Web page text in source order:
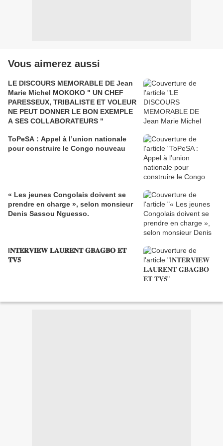
Vous aimerez aussi
LE DISCOURS MEMORABLE DE Jean
Marie Michel MOKOKO " UN CHEF
PARESSEUX, TRIBALISTE ET VOLEUR
NE PEUT DONNER LE BON EXEMPLE
A SES COLLABORATEURS "
ToPeSA : Appel à l’union nationale
pour construire le Congo nouveau
« Les jeunes Congolais doivent se
prendre en charge », selon monsieur
Denis Sassou Nguesso.
I𝐍𝐓𝐄𝐑𝐕𝐈𝐄𝐖 𝐋𝐀𝐔𝐑𝐄𝐍𝐓 𝐆𝐁𝐀𝐆𝐁𝐎 𝐄𝐓
𝐓𝐕𝟓